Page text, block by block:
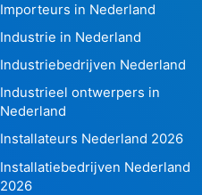
Importeurs in Nederland
Industrie in Nederland
Industriebedrijven Nederland
Industrieel ontwerpers in
Nederland
Installateurs Nederland 2026
Installatiebedrijven Nederland
2026